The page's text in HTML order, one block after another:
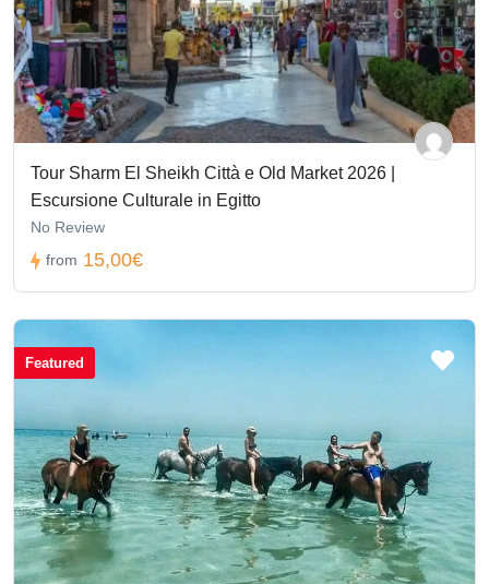
Tour Sharm El Sheikh Città e Old Market 2026 |
Escursione Culturale in Egitto
No Review
from 15,00€
Featured